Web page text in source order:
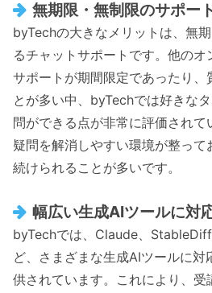
無期限・無制限のサポー
byTechの大きなメリットは、無
るチャットサポートです。他のオ
サポートが期間限定であったり、
とが多い中、byTechでは好きな
問ができる点が非常に評価され
疑問を解消しやすい環境が整っ
続けられることが多いです。
幅広い生成AIツールに対
byTechでは、Claude、
ど、さまざまな生成AIツールに対
供されています。これにより、受